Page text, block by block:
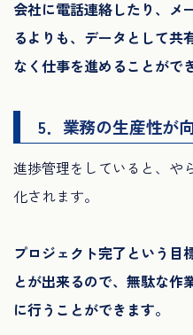
会社に電話連絡したり、メ
るよりも、データとして共
なく仕事を進めることがで
5．業務の生産性が
進捗管理をしていると、や
化されます。
プロジェクト完了という目
とが出来るので、無駄な作
に行うことができます。